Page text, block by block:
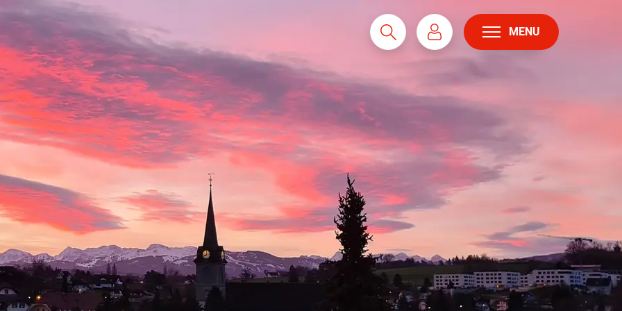
Hauptnavigation
Suche
MENU